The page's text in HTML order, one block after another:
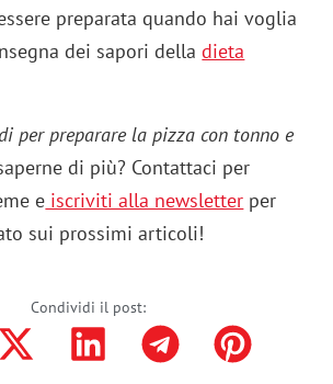
preparata quando hai voglia
dei sapori delladieta
per preparare la pizza con tonno e
di più? Contattaci per
e iscriviti alla newsletter per
sui prossimi articoli!
Condividi il post: